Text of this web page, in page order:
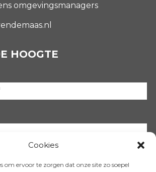
Cookies
om ervoor te zorgen dat onze site zo soepel
omgevingsmanagers
HOOGTE